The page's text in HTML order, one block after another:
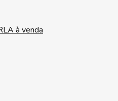
à venda